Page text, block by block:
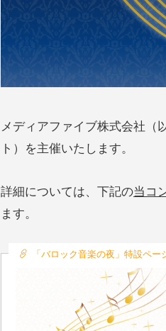
メディアファイブ株式会社（
ト）を主催いたします。
詳細については、下記の当コ
ます。
「バロック音楽の夜」特設ペー